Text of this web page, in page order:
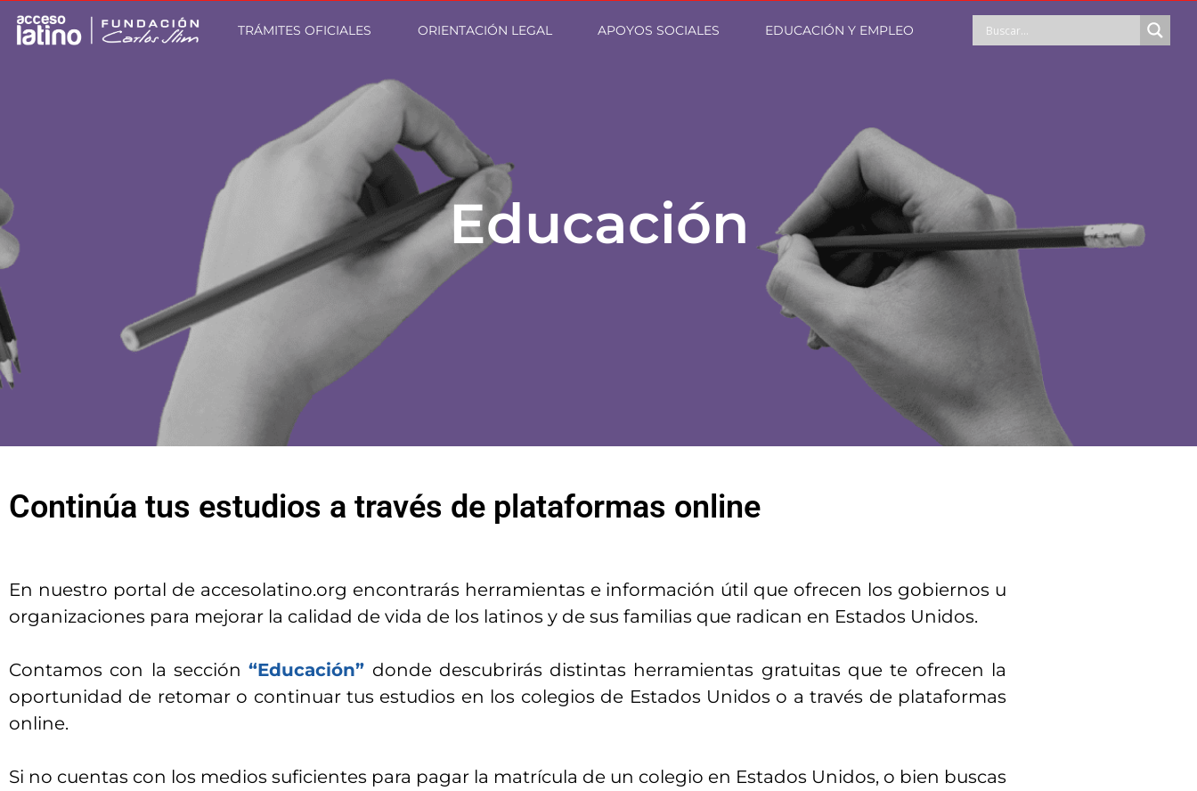
TRÁMITES OFICIALES ORIENTACIÓN LEGAL APOYOS SOCIALES EDUCACIÓN Y EMPLEO
Educación
Continúa tus estudios a través de plataformas online
En nuestro portal de accesolatino.org encontrarás herramientas e información útil que ofrecen los gobiernos u
organizaciones para mejorar la calidad de vida de los latinos y de sus familias que radican en Estados Unidos.
Contamos con la sección“Educación” donde descubrirás distintas herramientas gratuitas que te ofrecen la
oportunidad de retomar o continuar tus estudios en los colegios de Estados Unidos o a través de plataformas
online.
Si no cuentas con los medios suficientes para pagar la matrícula de un colegio en Estados Unidos, o bien buscas